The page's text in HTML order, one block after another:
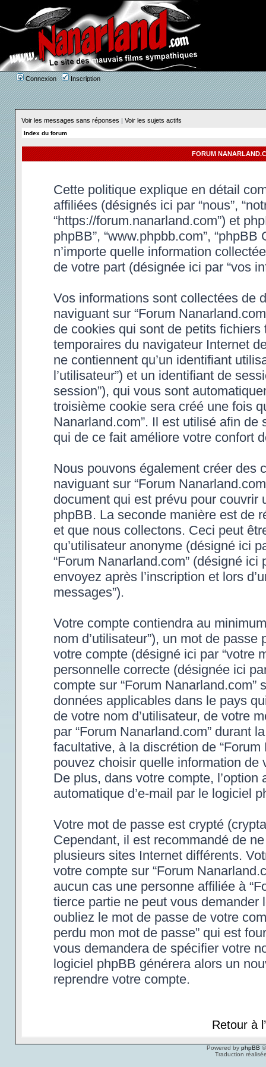
Connexion Inscription
Voir les messages sans réponses | Voir les sujets actifs
Index du forum
FORUM
Cette politique explique en détail
affiliées (désignés ici par “nous”,
“https://forum.nanarland.com”) et
phpBB”, “www.phpbb.com”,
n’importe quelle information
de votre part (désignée ici par “vos
Vos informations sont collectées de
naviguant sur “Forum
de cookies qui sont de petits
temporaires du navigateur Internet
ne contiennent qu’un identifiant
l’utilisateur”) et un identifiant de
session”), qui vous sont
troisième cookie sera créé une fois
Nanarland.com”. Il est utilisé afin
qui de ce fait améliore votre confort
Nous pouvons également créer des
naviguant sur “Forum
document qui est prévu pour
phpBB. La seconde manière est de
et que nous collectons. Ceci peut
qu’utilisateur anonyme (désigné ici
“Forum Nanarland.com” (désigné
envoyez après l’inscription et lors
messages”).
Votre compte contiendra au
nom d’utilisateur”), un mot de
votre compte (désigné ici par “votre
personnelle correcte (désignée ici
compte sur “Forum
données applicables dans le pays
de votre nom d’utilisateur, de votre
par “Forum Nanarland.com” durant
facultative, à la discrétion de
pouvez choisir quelle information
De plus, dans votre compte, l’option
automatique d’e-mail par le logiciel
Votre mot de passe est crypté
Cependant, il est recommandé de
plusieurs sites Internet différents.
votre compte sur “Forum
aucun cas une personne affiliée à
tierce partie ne peut vous
oubliez le mot de passe de votre
perdu mon mot de passe” qui est
vous demandera de spécifier votre
logiciel phpBB générera alors un
reprendre votre compte.
Retour à
Powered by phpBB
Traduction